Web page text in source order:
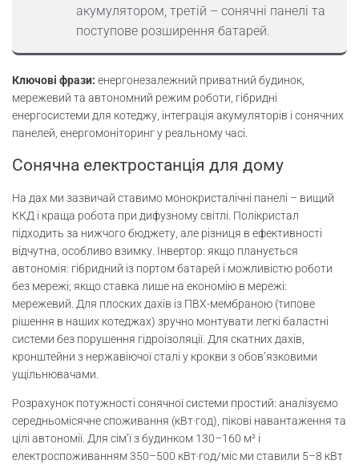
акумулятором, третій – сонячні панелі та
поступове розширення батарей.
Ключові фрази: енергонезалежний приватний будинок,
мережевий та автономний режим роботи, гібридні
енергосистеми для котеджу, інтеграція акумуляторів і сонячних
панелей, енергомоніторинг у реальному часі.
Сонячна електростанція для дому
На дах ми зазвичай ставимо монокристалічні панелі – вищий
ККД і краща робота при дифузному світлі. Полікристал
підходить за нижчого бюджету, але різниця в ефективності
відчутна, особливо взимку. Інвертор: якщо планується
автономія: гібридний із портом батарей і можливістю роботи
без мережі; якщо ставка лише на економію в мережі:
мережевий. Для плоских дахів із ПВХ-мембраною (типове
рішення в наших котеджах) зручно монтувати легкі баластні
системи без порушення гідроізоляції. Для скатних дахів,
кронштейни з нержавіючої сталі у крокви з обов’язковими
ущільнювачами.
Розрахунок потужності сонячної системи простий: аналізуємо
середньомісячне споживання (кВт·год), пікові навантаження та
цілі автономії. Для сім’ї з будинком 130–160 м² і
електроспоживанням 350–500 кВт·год/міс ми ставили 5–8 кВт